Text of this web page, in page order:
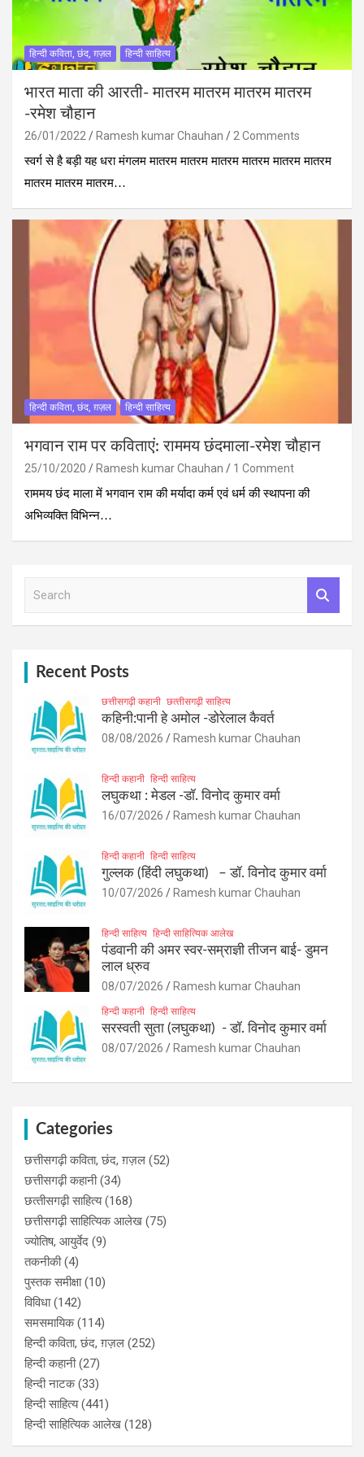
हिन्दी कविता, छंद, ग़ज़ल हिन्दी साहित्य
भारत माता की आरती- मातरम मातरम मातरम मातरम
-रमेश चौहान
26/01/2022 Ramesh kumar Chauhan
2 Comments
स्वर्ग से है बड़ी यह धरा मंगलम मातरम मातरम मातरम मातरम मातरम मातरम
मातरम मातरम मातरम…
हिन्दी कविता, छंद, ग़ज़ल हिन्दी साहित्य
भगवान राम पर कविताएं: राममय छंदमाला-रमेश चौहान
25/10/2020 Ramesh kumar Chauhan
1 Comment
राममय छंद माला में भगवान राम की मर्यादा कर्म एवं धर्म की स्‍थापना की
अभिव्‍यक्ति विभिन्‍न…
Recent Posts
छत्तीसगढ़ी कहानी छत्‍तीसगढ़ी साहित्‍य
कहिनी:पानी हे अमोल -डोरेलाल कैवर्त
08/08/2026 Ramesh kumar Chauhan
हिन्दी कहानी हिन्दी साहित्य
लघुकथा : मेडल -डॉ. विनोद कुमार वर्मा
16/07/2026 Ramesh kumar Chauhan
हिन्दी कहानी हिन्दी साहित्य
गुल्लक (हिंदी लघुकथा) – डॉ. विनोद कुमार वर्मा
10/07/2026 Ramesh kumar Chauhan
हिन्दी साहित्य हिन्दी साहित्यिक आलेख
पंडवानी की अमर स्वर-सम्राज्ञी तीजन बाई- डुमन
लाल ध्रुव
08/07/2026 Ramesh kumar Chauhan
हिन्दी कहानी हिन्दी साहित्य
सरस्वती सुता (लघुकथा) ​- डॉ. विनोद कुमार वर्मा
08/07/2026 Ramesh kumar Chauhan
Categories
छत्तीसगढ़ी कविता, छंद, ग़ज़ल (52)
छत्तीसगढ़ी कहानी(34)
छत्‍तीसगढ़ी साहित्‍य(168)
छत्तीसगढ़ी साहित्यिक आलेख (75)
ज्योतिष, आयुर्वेद (9)
तकनीकी(4)
पुस्‍तक समीक्षा(10)
विविधा(142)
समसमायिक(114)
हिन्दी कविता, छंद, ग़ज़ल (252)
हिन्दी कहानी(27)
हिन्‍दी नाटक(33)
हिन्दी साहित्य(441)
हिन्दी साहित्यिक आलेख (128)